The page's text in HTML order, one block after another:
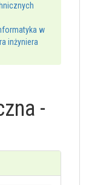
w
inżyniera
-